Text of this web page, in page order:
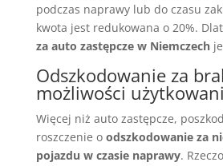
podczas naprawy lub do czasu
kwota jest redukowana o 20%.
za auto zastępcze w Niemczech
Odszkodowanie za
możliwości
Więcej niż auto zastępcze,
roszczenie o odszkodowanie za
pojazdu w czasie naprawy.